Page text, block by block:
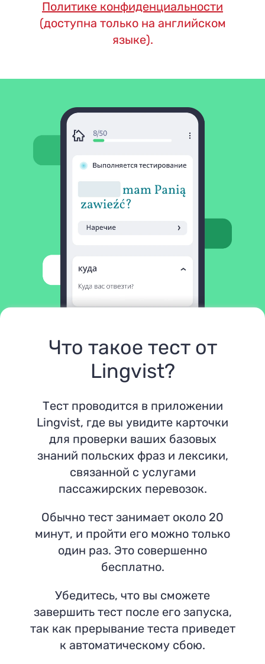
Политике конфиденциальности
(доступна только на английском
языке).
Что такое тест от
Lingvist?
Тест проводится в приложении
Lingvist, где вы увидите карточки
для проверки ваших базовых
знаний польских фраз и лексики,
связанной с услугами
пассажирских перевозок.
Обычно тест занимает около 20
минут, и пройти его можно только
один раз. Это совершенно
бесплатно.
Убедитесь, что вы сможете
завершить тест после его запуска,
так как прерывание теста приведет
к автоматическому сбою.